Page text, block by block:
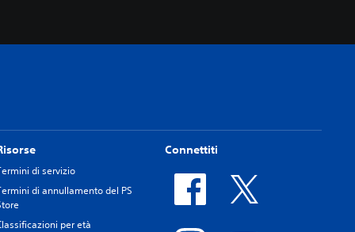
di servizio
di annullamento del PS
per età
Connettiti